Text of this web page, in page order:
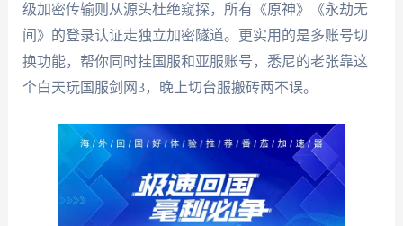
级加密传输则从源头杜绝窥探，所有《原神》《永劫无
间》的登录认证走独立加密隧道。更实用的是多账号切
换功能，帮你同时挂国服和亚服账号，悉尼的老张靠这
个白天玩国服剑网3，晚上切台服搬砖两不误。